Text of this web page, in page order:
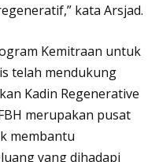
kata Arsjad.
Kemitraan untuk
telah mendukung
Kadin Regenerative
merupakan pusat
membantu
yang dihadapi